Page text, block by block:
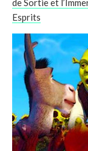
de Sortie et
Esprits